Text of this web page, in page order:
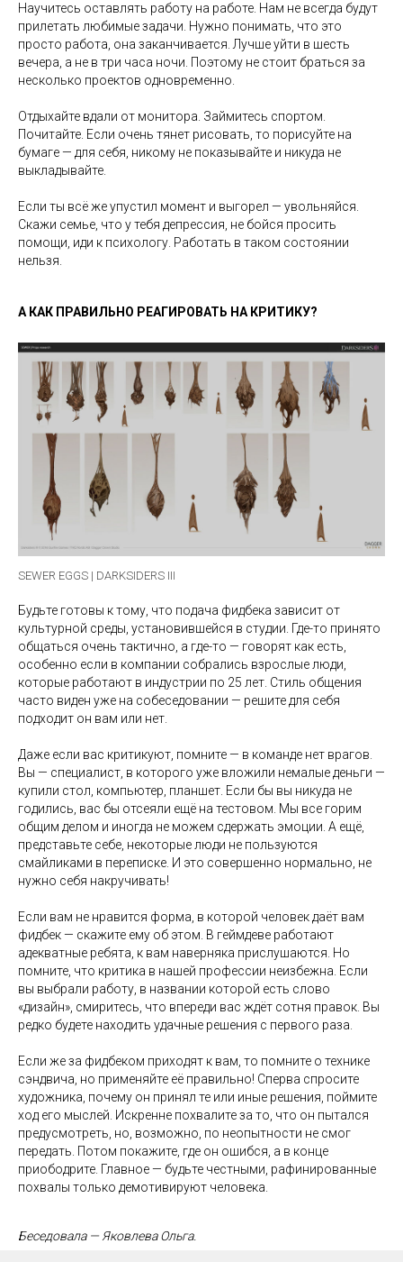
Научитесь оставлять работу на работе. Нам не всегда будут
прилетать любимые задачи. Нужно понимать, что это
просто работа, она заканчивается. Лучше уйти в шесть
вечера, а не в три часа ночи. Поэтому не стоит браться за
несколько проектов одновременно.
Отдыхайте вдали от монитора. Займитесь спортом.
Почитайте. Если очень тянет рисовать, то порисуйте на
бумаге — для себя, никому не показывайте и никуда не
выкладывайте.
Если ты всё же упустил момент и выгорел — увольняйся.
Скажи семье, что у тебя депрессия, не бойся просить
помощи, иди к психологу. Работать в таком состоянии
нельзя.
А КАК ПРАВИЛЬНО РЕАГИРОВАТЬ НА КРИТИКУ?
SEWER EGGS | DARKSIDERS III
Будьте готовы к тому, что подача фидбека зависит от
культурной среды, установившейся в студии. Где-то принято
общаться очень тактично, а где-то — говорят как есть,
особенно если в компании собрались взрослые люди,
которые работают в индустрии по 25 лет. Стиль общения
часто виден уже на собеседовании — решите для себя
подходит он вам или нет.
Даже если вас критикуют, помните — в команде нет врагов.
Вы — специалист, в которого уже вложили немалые деньги —
купили стол, компьютер, планшет. Если бы вы никуда не
годились, вас бы отсеяли ещё на тестовом. Мы все горим
общим делом и иногда не можем сдержать эмоции. А ещё,
представьте себе, некоторые люди не пользуются
смайликами в переписке. И это совершенно нормально, не
нужно себя накручивать!
Если вам не нравится форма, в которой человек даёт вам
фидбек — скажите ему об этом. В геймдеве работают
адекватные ребята, к вам наверняка прислушаются. Но
помните, что критика в нашей профессии неизбежна. Если
вы выбрали работу, в названии которой есть слово
«дизайн», смиритесь, что впереди вас ждёт сотня правок. Вы
редко будете находить удачные решения с первого раза.
Если же за фидбеком приходят к вам, то помните о технике
сэндвича, но применяйте её правильно! Сперва спросите
художника, почему он принял те или иные решения, поймите
ход его мыслей. Искренне похвалите за то, что он пытался
предусмотреть, но, возможно, по неопытности не смог
передать. Потом покажите, где он ошибся, а в конце
приободрите. Главное — будьте честными, рафинированные
похвалы только демотивируют человека.
Беседовала — Яковлева Ольга.
Лицензия на осуществление
образовательной деятельности АНО ВО
«Универсальный Университет»